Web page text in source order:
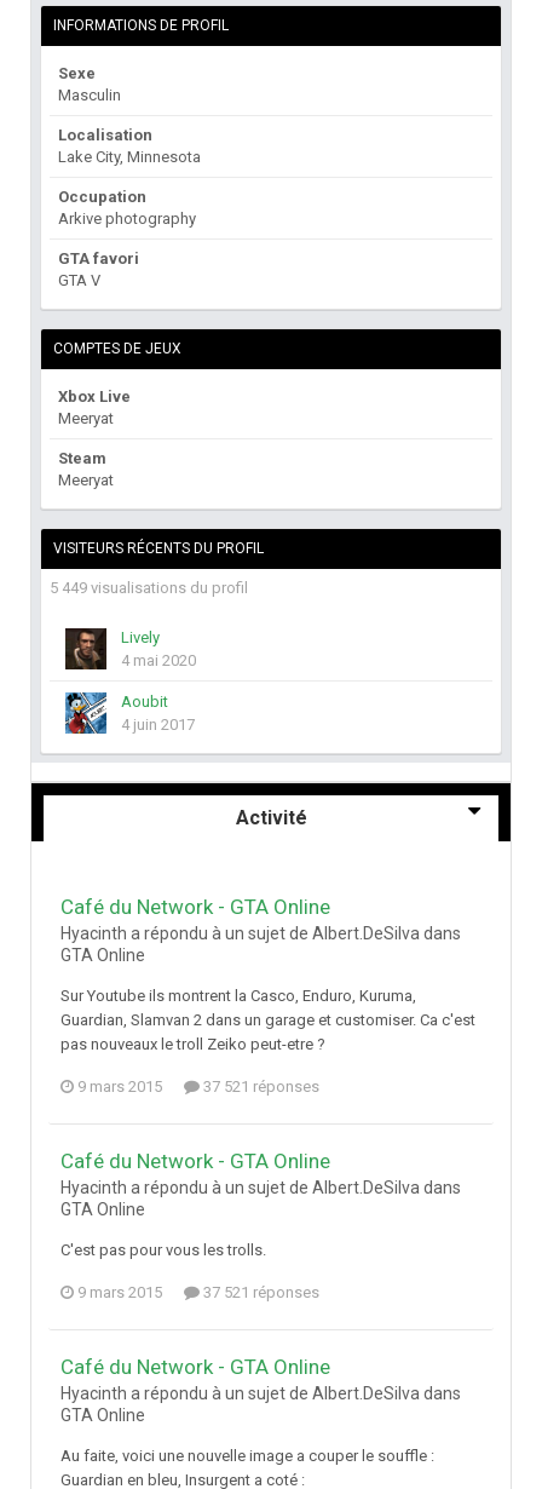
INFORMATIONS DE PROFIL
Sexe
Masculin
Localisation
Lake City, Minnesota
Occupation
Arkive photography
GTA favori
GTA V
COMPTES DE JEUX
Xbox Live
Meeryat
Steam
Meeryat
VISITEURS RÉCENTS DU PROFIL
5 449 visualisations du profil
Lively
4 mai 2020
Aoubit
4 juin 2017
Activité
Café du Network - GTA Online
Hyacinth a répondu à un sujet de Albert.DeSilva dans
GTA Online
Sur Youtube ils montrent la Casco, Enduro, Kuruma,
Guardian, Slamvan 2 dans un garage et customiser. Ca c'est
pas nouveaux le troll Zeiko peut-etre ?
9 mars 2015 37 521 réponses
Café du Network - GTA Online
Hyacinth a répondu à un sujet de Albert.DeSilva dans
GTA Online
C'est pas pour vous les trolls.
9 mars 2015 37 521 réponses
Café du Network - GTA Online
Hyacinth a répondu à un sujet de Albert.DeSilva dans
GTA Online
Au faite, voici une nouvelle image a couper le souffle :
Guardian en bleu, Insurgent a coté :